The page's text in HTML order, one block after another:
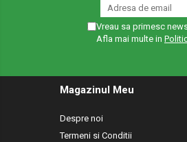
Vreau sa primesc
Afla mai multe in
Magazinul Meu
Despre noi
Termeni si Conditii